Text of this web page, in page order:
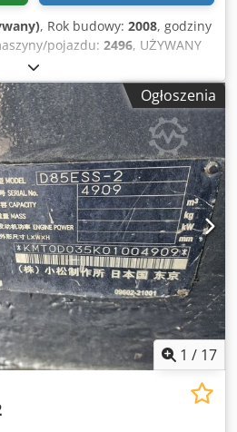
, Rok budowy: 2008, godziny
pojazdu: 2496, UŻYWANY
BARDZO DOBRYM STANIE
SERYJNY: 2496 Codpfxexhbv Hj
POZDRAWIAM IVANOgłoszenia
1 / 17